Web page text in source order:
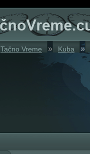
Tačno Vreme » Kuba »